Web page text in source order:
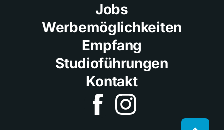
Jobs
Werbemöglichkeiten
Empfang
Studioführungen
Kontakt